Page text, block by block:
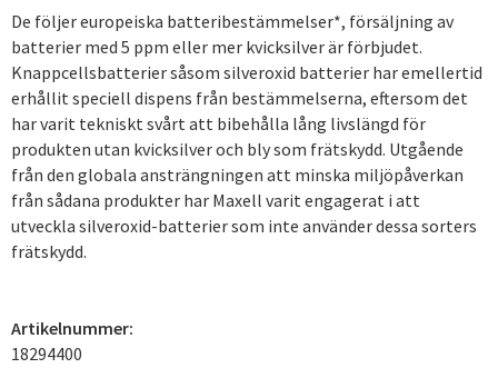
De följer europeiska batteribestämmelser*, försäljning av
batterier med 5 ppm eller mer kvicksilver är förbjudet.
Knappcellsbatterier såsom silveroxid batterier har emellertid
erhållit speciell dispens från bestämmelserna, eftersom det
har varit tekniskt svårt att bibehålla lång livslängd för
produkten utan kvicksilver och bly som frätskydd. Utgående
från den globala ansträngningen att minska miljöpåverkan
från sådana produkter har Maxell varit engagerat i att
utveckla silveroxid-batterier som inte använder dessa sorters
frätskydd.
Artikelnummer:
18294400